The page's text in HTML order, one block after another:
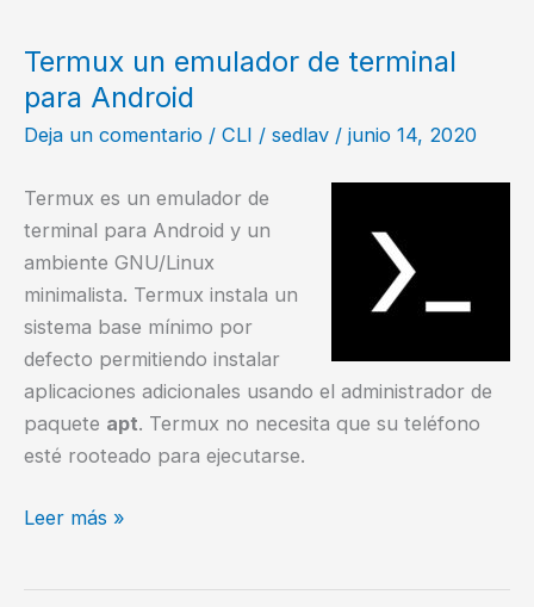
Aplicaciones
para
Android
Termux un emulador de terminal
para Android
Deja un comentario / CLI / sedlav / junio 14, 2020
Termux es un emulador de
terminal para Android y un
ambiente GNU/Linux
minimalista. Termux instala un
sistema base mínimo por
defecto permitiendo instalar
aplicaciones adicionales usando el administrador de
paquete apt. Termux no necesita que su teléfono
esté rooteado para ejecutarse.
Termux
Leer más »